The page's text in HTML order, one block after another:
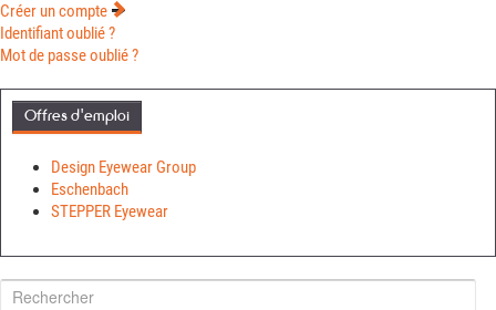
Créer un compte
Identifiant oublié ?
Mot de passe oublié ?
Offres d'emploi
Design Eyewear Group
Eschenbach
STEPPER Eyewear